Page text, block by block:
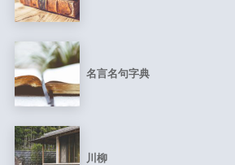
名言名句字典
川柳